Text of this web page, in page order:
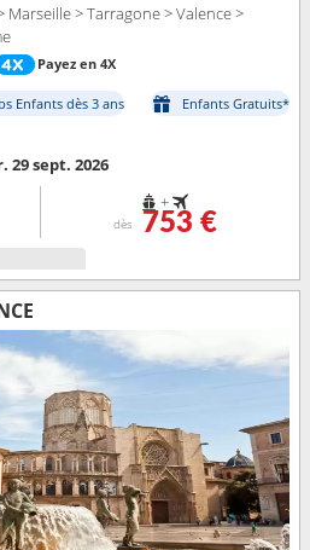
Marseille > Tarragone > Valence >
Payez en 4X
Enfants dès 3 ans
Enfants Gratuits*
29 sept. 2026
+
dès 753 €